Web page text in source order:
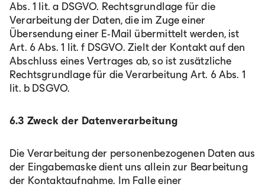
Abs. 1 lit. a DSGVO. Rechtsgrundlage für die
Verarbeitung der Daten, die im Zuge einer
Übersendung einer E-Mail übermittelt werden, ist
Art. 6 Abs. 1 lit. f DSGVO. Zielt der Kontakt auf den
Abschluss eines Vertrages ab, so ist zusätzliche
Rechtsgrundlage für die Verarbeitung Art. 6 Abs. 1
lit. b DSGVO.
6.3 Zweck der Datenverarbeitung
Die Verarbeitung der personenbezogenen Daten aus
der Eingabemaske dient uns allein zur Bearbeitung
der Kontaktaufnahme. Im Falle einer